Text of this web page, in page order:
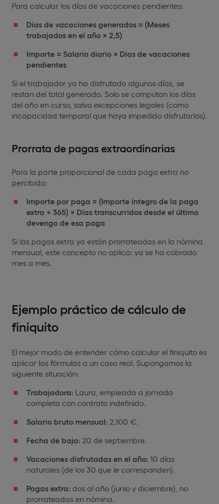
Para calcular los días de vacaciones pendientes:
Días de vacaciones generados = (Meses
trabajados en el año × 2,5)
Importe = Salario diario × Días de vacaciones
pendientes
Si el trabajador ya ha disfrutado algunos días, se
restan del total generado. Solo se computan los días
del año en curso, salvo excepciones legales (como
incapacidad temporal que haya impedido disfrutarlos).
Prorrata de pagas extraordinarias
Para la parte proporcional de cada paga extra no
percibida:
Importe por paga = (Importe íntegro de la paga
extra ÷ 365) × Días transcurridos desde el último
devengo de esa paga
Si las pagas extra ya están prorrateadas en la nómina
mensual, este concepto no aplica: ya se ha cobrado
mes a mes.
Ejemplo práctico de cálculo de
finiquito
El mejor modo de entender cómo calcular el finiquito es
aplicar las fórmulas a un caso real. Supongamos la
siguiente situación:
Trabajadora: Laura, empleada a jornada
completa con contrato indefinido.
Salario bruto mensual: 2.100 €.
Fecha de baja: 20 de septiembre.
Vacaciones disfrutadas en el año: 10 días
naturales (de los 30 que le corresponden).
Pagas extra: dos al año (junio y diciembre), no
prorrateadas en nómina.